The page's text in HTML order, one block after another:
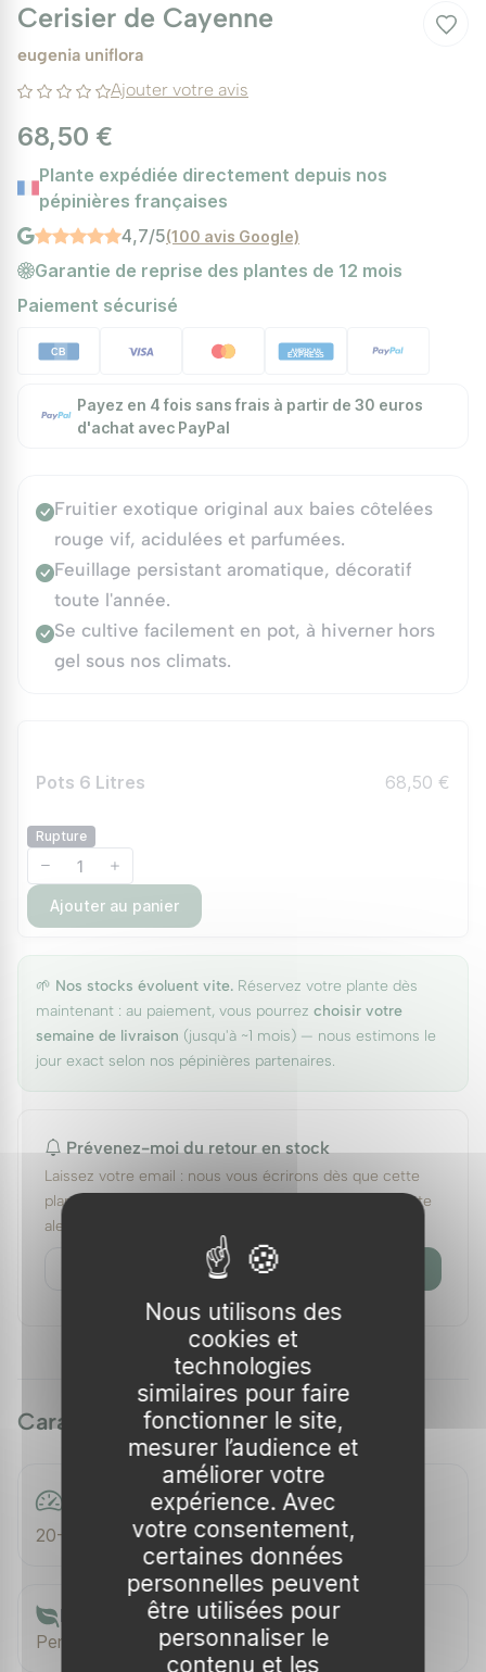
Cerisier de Cayenne
eugenia uniflora
Ajouter votre avis
68,50 €
Plante expédiée directement depuis nos
pépinières françaises
4,7/5(100 avis Google)
Garantie de reprise des plantes de 12 mois
Paiement sécurisé
Payez en 4 fois sans frais à partir de 30 euros
d'achat avec PayPal
Fruitier exotique original aux baies côtelées
rouge vif, acidulées et parfumées.
Feuillage persistant aromatique, décoratif
toute l'année.
Se cultive facilement en pot, à hiverner hors
gel sous nos climats.
Pots 6 Litres 68,50 €
Rupture
Ajouter au panier
🌱 Nos stocks évoluent vite. Réservez votre plante dès
maintenant : au paiement, vous pourrez choisir votre
semaine de livraison (jusqu'à ~1 mois) — nous estimons le
jour exact selon nos pépinières partenaires.
Prévenez-moi du retour en stock
Laissez votre email : nous vous écrirons dès que cette
plante sera de nouveau disponible. Pas de spam — cette
alerte est à usage unique.
Caractéristiques
Vitesse de croissance
20-30 cm/an
Feuillage
Persistant
Nous utilisons des
cookies et
technologies
similaires pour faire
fonctionner le site,
mesurer l’audience et
améliorer votre
expérience. Avec
votre consentement,
certaines données
personnelles peuvent
être utilisées pour
personnaliser le
contenu et les